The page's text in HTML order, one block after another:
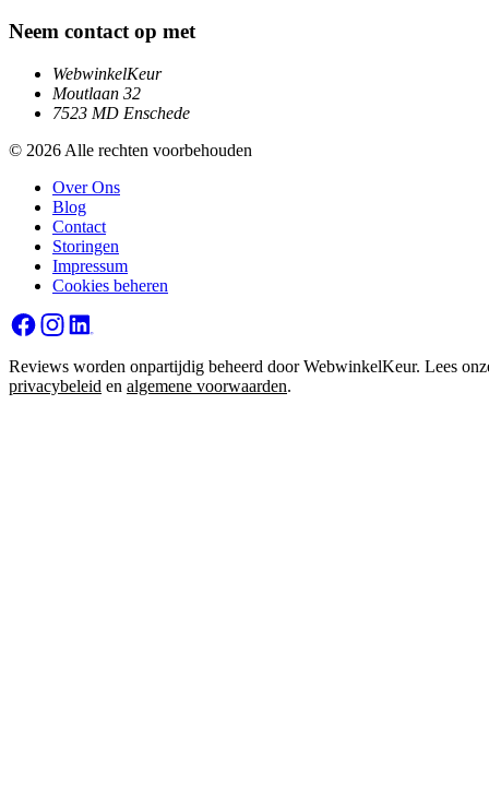
Neem contact op met
WebwinkelKeur
Moutlaan 32
7523 MD Enschede
© 2026 Alle rechten voorbehouden
Over Ons
Blog
Contact
Storingen
Impressum
Cookies beheren
Reviews worden onpartijdig beheerd door WebwinkelKeur. Lees
privacybeleid en algemene voorwaarden.